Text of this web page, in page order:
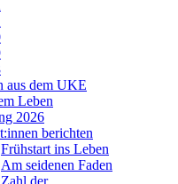
aus dem UKE
Leben
2026
berichten
Frühstart ins Leben
Am seidenen Faden
Zahl der